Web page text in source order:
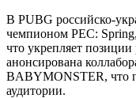
В PUBG российско-
чемпионом PEC:
что укрепляет
анонсирована
BABYMONSTER, что
аудитории.